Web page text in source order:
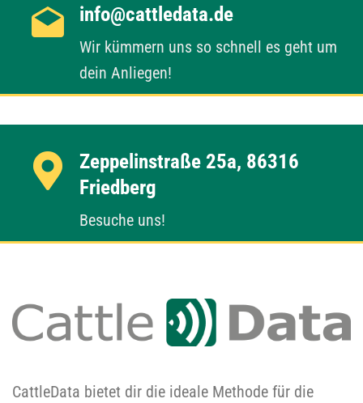
info@cattledata.de
Wir kümmern uns so schnell es geht um
dein Anliegen!
Zeppelinstraße 25a, 86316
Friedberg
Besuche uns!
CattleData bietet dir die ideale Methode für die